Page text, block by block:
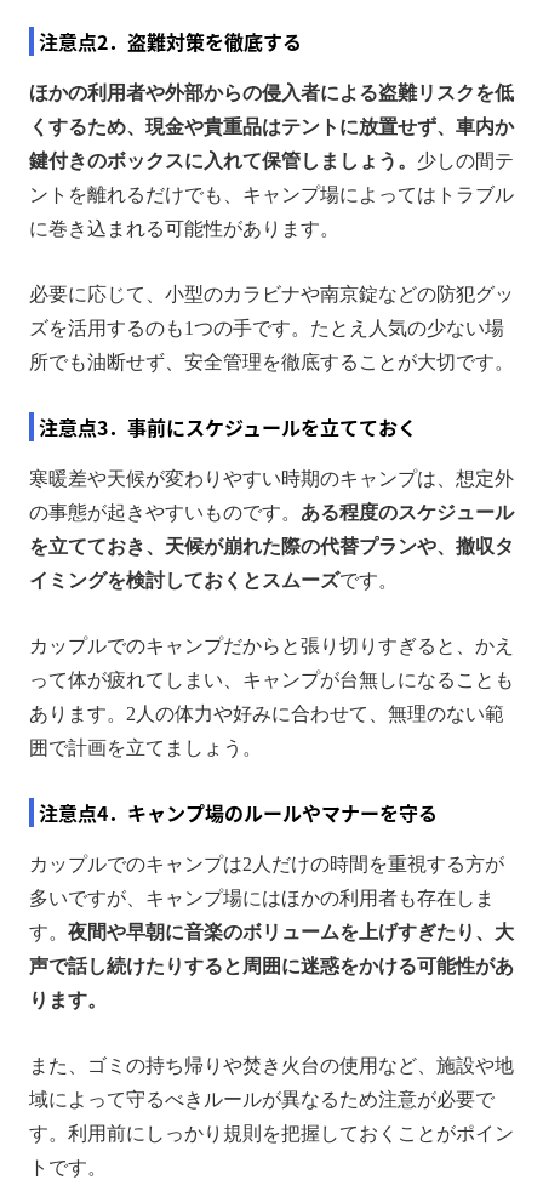
注意点2．盗難対策を徹底する
ほかの利用者や外部からの侵入者による盗難リスクを低
くするため、現金や貴重品はテントに放置せず、車内か
鍵付きのボックスに入れて保管しましょう。 少しの間テ
ントを離れるだけでも、キャンプ場によってはトラブル
に巻き込まれる可能性があります。
必要に応じて、小型のカラビナや南京錠などの防犯グッ
ズを活用するのも1つの手です。たとえ人気の少ない場
所でも油断せず、安全管理を徹底することが大切です。
注意点3．事前にスケジュールを立てておく
寒暖差や天候が変わりやすい時期のキャンプは、想定外
の事態が起きやすいものです。 ある程度のスケジュール
を立てておき、天候が崩れた際の代替プランや、撤収タ
イミングを検討しておくとスムーズです。
カップルでのキャンプだからと張り切りすぎると、かえ
って体が疲れてしまい、キャンプが台無しになることも
あります。2人の体力や好みに合わせて、無理のない範
囲で計画を立てましょう。
注意点4．キャンプ場のルールやマナーを守る
カップルでのキャンプは2人だけの時間を重視する方が
多いですが、キャンプ場にはほかの利用者も存在しま
す。 夜間や早朝に音楽のボリュームを上げすぎたり、大
声で話し続けたりすると周囲に迷惑をかける可能性があ
ります。
また、ゴミの持ち帰りや焚き火台の使用など、施設や地
域によって守るべきルールが異なるため注意が必要で
す。利用前にしっかり規則を把握しておくことがポイン
トです。